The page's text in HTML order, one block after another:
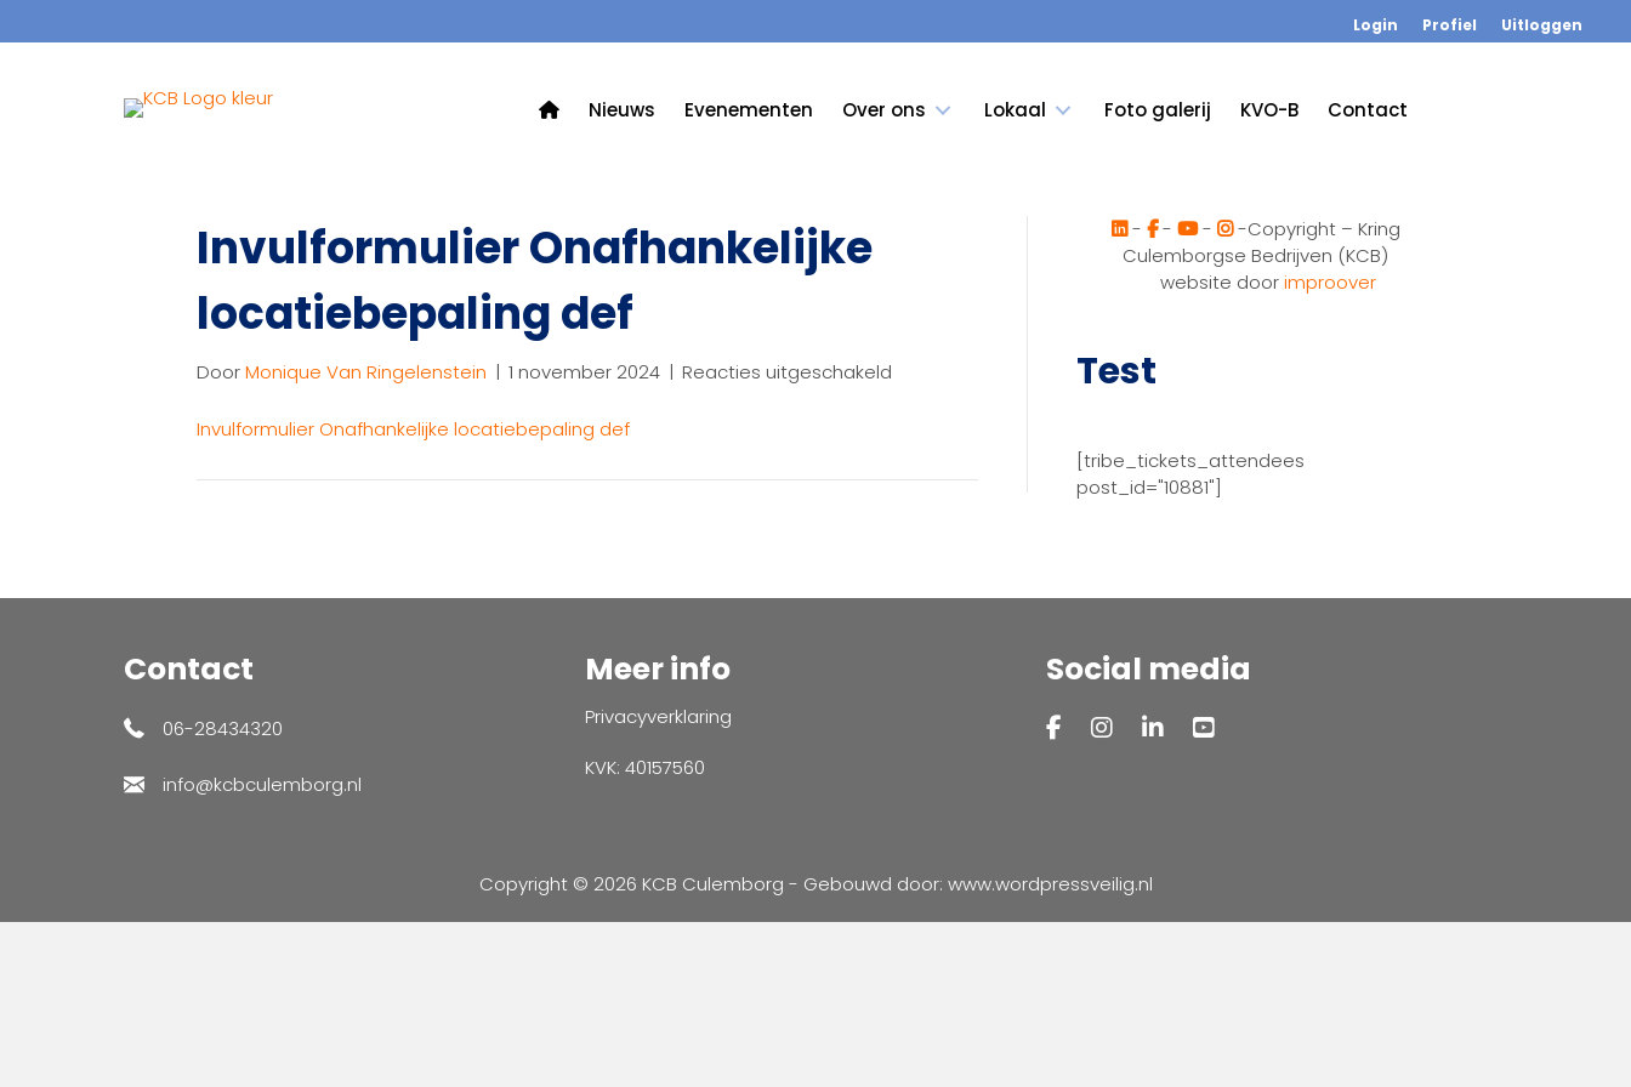
Login Profiel Uitloggen
Nieuws Evenementen Over ons Lokaal Foto galerij KVO-B Contact
Invulformulier Onafhankelijke
locatiebepaling def
DoorMonique Van Ringelenstein | 1 november 2024 | Reacties uitgeschakeld
def
Invulformulier Onafhankelijke locatiebepaling def
- - -
-Copyright – Kring
Culemborgse Bedrijven (KCB)
website doorimproover
Test
[tribe_tickets_attendees
post_id="10881"]
Contact
06-28434320
info@kcbculemborg.nl
Meer info
Privacyverklaring
KVK: 40157560
Social media
Copyright © 2026 KCB Culemborg - Gebouwd door: www.wordpressveilig.nl